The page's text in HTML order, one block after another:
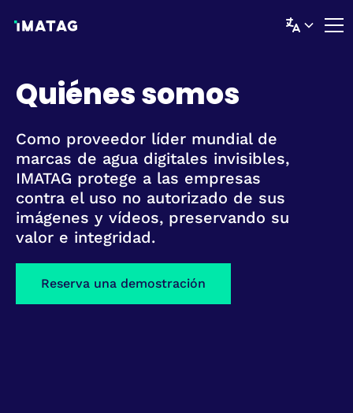
Quiénes somos
Como proveedor líder mundial de
marcas de agua digitales invisibles,
IMATAG protege a las empresas
contra el uso no autorizado de sus
imágenes y vídeos, preservando su
valor e integridad.
Reserva una demostración